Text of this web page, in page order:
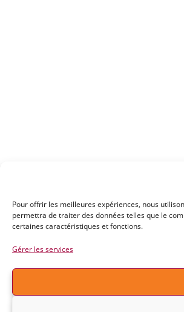
Pour offrir les meilleures expériences, nous
permettra de traiter des données telles que le
certaines caractéristiques et fonctions.
Gérer les services